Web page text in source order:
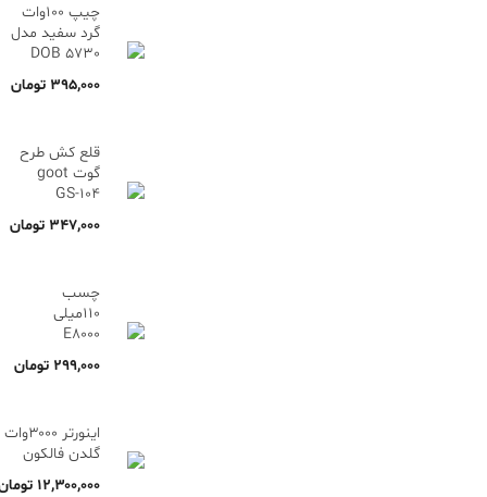
چیپ 100وات
گرد سفید مدل
5730 DOB
۳۹۵,۰۰۰ تومان
قلع کش طرح
گوت goot
GS-104
۳۴۷,۰۰۰ تومان
چسب
110میلی
E8000
۲۹۹,۰۰۰ تومان
اینورتر ۳۰۰۰وات
گلدن فالکون
۱۲,۳۰۰,۰۰۰